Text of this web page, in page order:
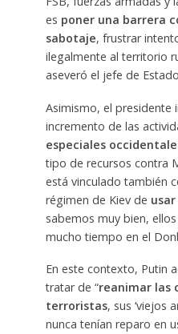
es poner una barrera
sabotaje, frustrar
ilegalmente al territorio
aseveró el jefe de
Asimismo, el presidente
incremento de las
especiales
tipo de recursos contra
está vinculado también
régimen de Kiev de
sabemos muy bien,
mucho tiempo en el
En este contexto, Putin
tratar de “reanimar las
terroristas, sus ‘viejos
nunca tenían reparo en